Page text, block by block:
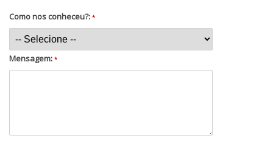
Como nos conheceu?: *
Mensagem: *